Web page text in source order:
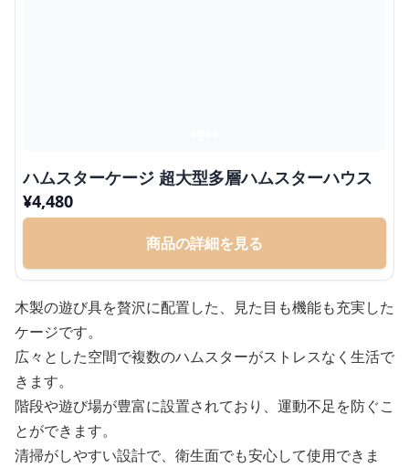
ハムスターケージ 超大型多層ハムスターハウス
¥4,480
商品の詳細を見る
木製の遊び具を贅沢に配置した、見た目も機能も充実した
ケージです。
広々とした空間で複数のハムスターがストレスなく生活で
きます。
階段や遊び場が豊富に設置されており、運動不足を防ぐこ
とができます。
清掃がしやすい設計で、衛生面でも安心して使用できま